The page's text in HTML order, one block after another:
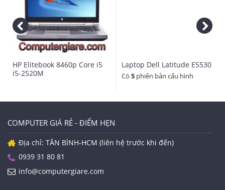
HP Elitebook 8460p Core i5
i5-2520M
Laptop Dell Latitude E5530
Có 5phiên bản cấu hình
COMPUTER GIÁ RẺ - ĐIỂM HẸN
Địa chỉ: TÂN BÌNH-HCM (liên hệ trước khi đến)
0939 31 80 81
info@computergiare.com